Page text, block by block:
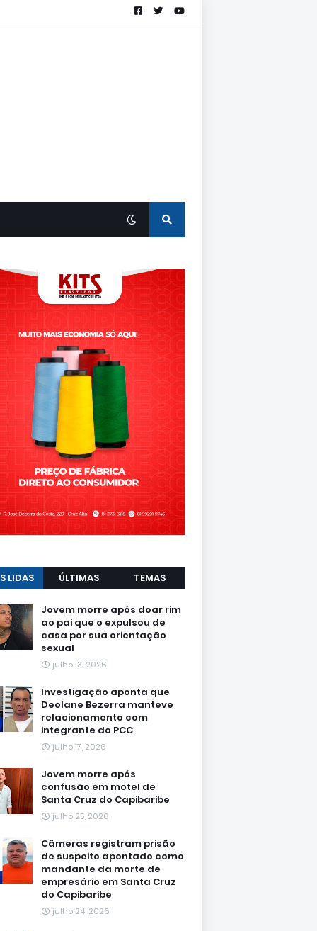
LIDAS ÚLTIMAS TEMAS
Jovem morre após doar rim
ao pai que o expulsou de
casa por sua orientação
sexual
julho 13, 2026
Investigação aponta que
Deolane Bezerra manteve
relacionamento com
integrante do PCC
julho 17, 2026
Jovem morre após
confusão em motel de
Santa Cruz do Capibaribe
julho 25, 2026
Câmeras registram prisão
de suspeito apontado como
mandante da morte de
empresário em Santa Cruz
do Capibaribe
julho 24, 2026